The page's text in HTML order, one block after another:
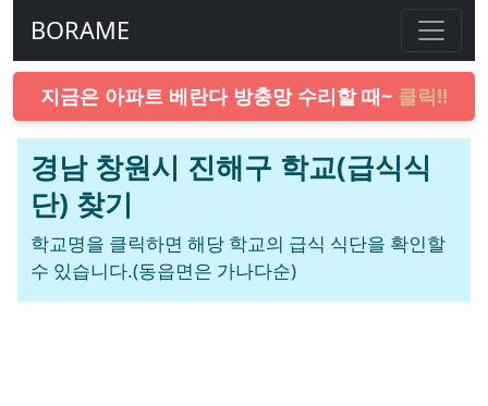
BORAME
지금은 아파트 베란다 방충망 수리할 때~ 클릭!!
경남 창원시 진해구 학교(급식식
단) 찾기
학교명을 클릭하면 해당 학교의 급식 식단을 확인할
수 있습니다.(동읍면은 가나다순)